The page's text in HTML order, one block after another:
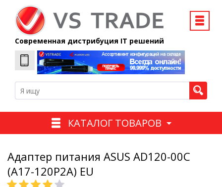
Современная дистрибуция IT решений
КАТАЛОГ ТОВАРОВ
Адаптер питания ASUS AD120-00C
(A17-120P2A) EU